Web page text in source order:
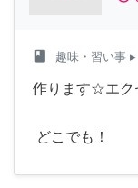
class 趣味・習い事
作ります☆エク
どこでも！